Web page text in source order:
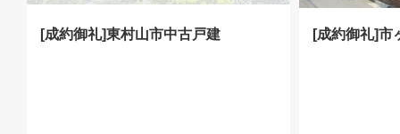
[成約御礼]東村山市中古戸建 [成約御礼]市